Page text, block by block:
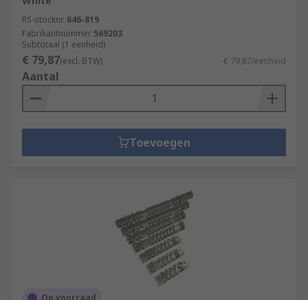
RS-stocknr. 646-819
Fabrikantnummer 569203
Subtotaal (1 eenheid)
€ 79,87(excl. BTW) € 79,87/eenheid
Aantal
Toevoegen
Op voorraad